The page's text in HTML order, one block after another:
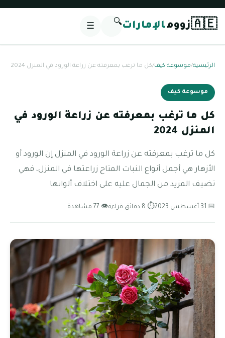
🇦🇪زوومالإمارات🔍
☰
الرئيسية/موسوعة كيف/كل ما ترغب بمعرفته عن زراعة الورود في المنزل 2024
موسوعة كيف
كل ما ترغب بمعرفته عن زراعة الورود في
المنزل 2024
كل ما ترغب بمعرفته عن زراعة الورود في المنزل إن الورود أو
الأزهار هي أجمل أنواع النبات المتاح زراعتها في المنزل، فهي
تضيف المزيد من الجمال عليه على اختلاف ألوانها
📅 31 أغسطس 2023 ⏱ 8 دقائق قراءة 👁 77 مشاهدة